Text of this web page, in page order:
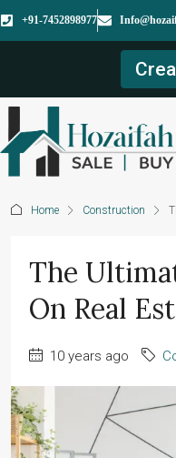
+91-7452898977
Home Construction
The
On Real
10 years ago